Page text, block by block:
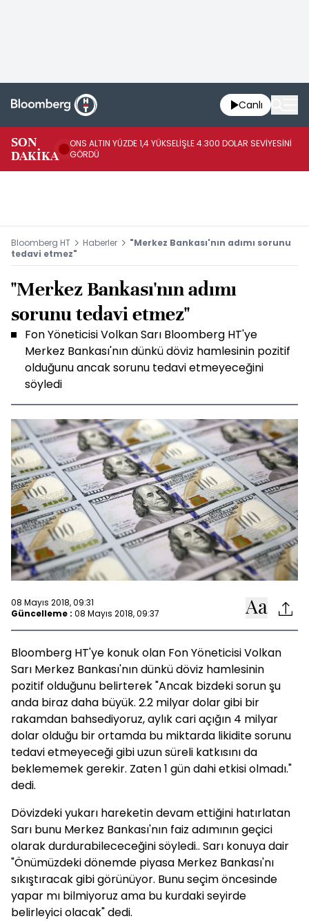
Canlı
SON
DAKİKA
ONS ALTIN YÜZDE 1,4 YÜKSELİŞLE 4.300 DOLAR SEVİYESİNİ
GÖRDÜ
Bloomberg HT Haberler
"Merkez Bankası'nın adımı sorunu
tedavi etmez"
"Merkez Bankası'nın adımı
sorunu tedavi etmez"
Fon Yöneticisi Volkan Sarı Bloomberg HT'ye
Merkez Bankası'nın dünkü döviz hamlesinin pozitif
olduğunu ancak sorunu tedavi etmeyeceğini
söyledi
08 Mayıs 2018, 09:31
Güncelleme : 08 Mayıs 2018, 09:37
Bloomberg HT'ye konuk olan Fon Yöneticisi Volkan
Sarı Merkez Bankası'nın dünkü döviz hamlesinin
pozitif olduğunu belirterek "Ancak bizdeki sorun şu
anda biraz daha büyük. 2.2 milyar dolar gibi bir
rakamdan bahsediyoruz, aylık cari açığın 4 milyar
dolar olduğu bir ortamda bu miktarda likidite sorunu
tedavi etmeyeceği gibi uzun süreli katkısını da
beklememek gerekir. Zaten 1 gün dahi etkisi olmadı."
dedi.
Dövizdeki yukarı hareketin devam ettiğini hatırlatan
Sarı bunu Merkez Bankası'nın faiz adımının geçici
olarak durdurabilececeğini söyledi.. Sarı konuya dair
"Önümüzdeki dönemde piyasa Merkez Bankası'nı
sıkıştıracak gibi görünüyor. Bunu seçim öncesinde
yapar mı bilmiyoruz ama bu kurdaki seyirde
belirleyici olacak" dedi.